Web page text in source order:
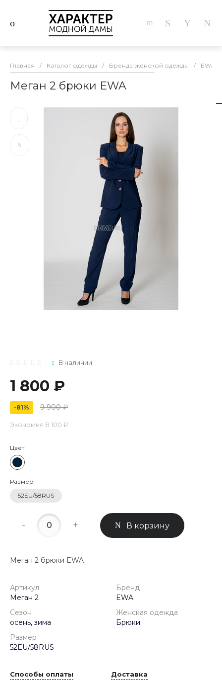
Главная / Каталог одежды / Бренды женской одежды / EWA
Меган 2 брюки EWA
В наличии
1 800 ₽
-81% 9 900 ₽
Экономия 8 100 ₽
Цвет
Размер
52EU/58RUS
- + В корзину
Меган 2 брюки EWA
Артикул
Меган 2
Бренд
EWA
Сезон
осень, зима
Женская одежда
Брюки
Размер
52EU/58RUS
Способы оплаты Доставка